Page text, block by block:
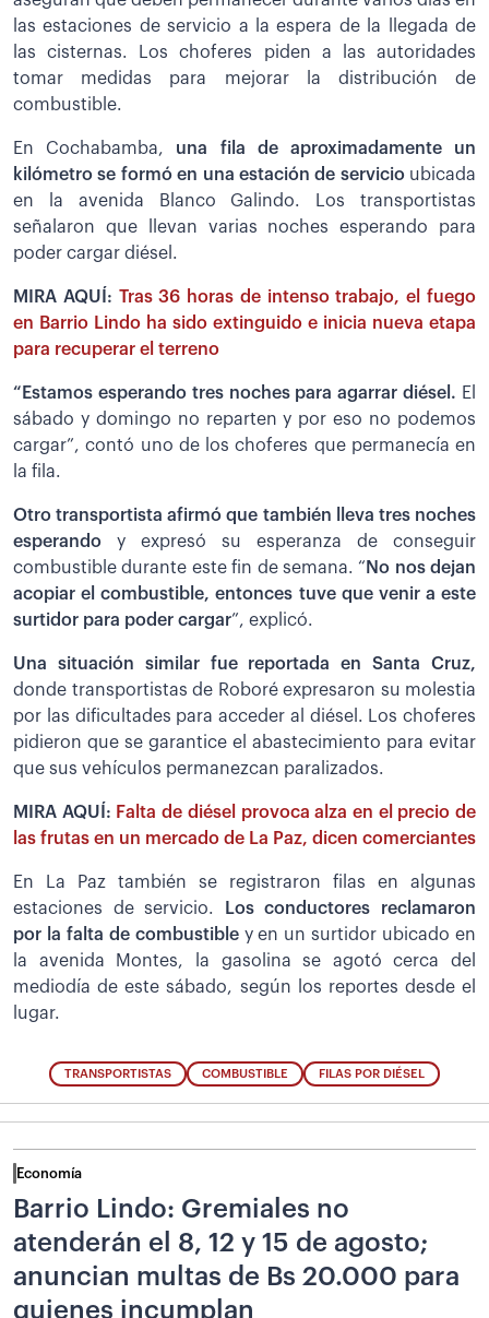
las estaciones de servicio a la espera de la llegada de
las cisternas. Los choferes piden a las autoridades
tomar medidas para mejorar la distribución de
combustible.
En Cochabamba, una fila de aproximadamente un
kilómetro se formó en una estación de servicio ubicada
en la avenida Blanco Galindo. Los transportistas
señalaron que llevan varias noches esperando para
poder cargar diésel.
MIRA AQUÍ: Tras 36 horas de intenso trabajo, el fuego
en Barrio Lindo ha sido extinguido e inicia nueva etapa
para recuperar el terreno
“Estamos esperando tres noches para agarrar diésel. El
sábado y domingo no reparten y por eso no podemos
cargar”, contó uno de los choferes que permanecía en
la fila.
Otro transportista afirmó que también lleva tres noches
esperando y expresó su esperanza de conseguir
combustible durante este fin de semana. “ No nos dejan
acopiar el combustible, entonces tuve que venir a este
surtidor para poder cargar”, explicó.
Una situación similar fue reportada en Santa Cruz,
donde transportistas de Roboré expresaron su molestia
por las dificultades para acceder al diésel. Los choferes
pidieron que se garantice el abastecimiento para evitar
que sus vehículos permanezcan paralizados.
MIRA AQUÍ: Falta de diésel provoca alza en el precio de
las frutas en un mercado de La Paz, dicen comerciantes
En La Paz también se registraron filas en algunas
estaciones de servicio.
Los conductores reclamaron
por la falta de combustibley en un surtidor ubicado en
la avenida Montes, la gasolina se agotó cerca del
mediodía de este sábado, según los reportes desde el
lugar.
TRANSPORTISTAS COMBUSTIBLE FILAS POR DIÉSEL
Economía
Barrio Lindo: Gremiales no
atenderán el 8, 12 y 15 de agosto;
anuncian multas de Bs 20.000 para
quienes incumplan